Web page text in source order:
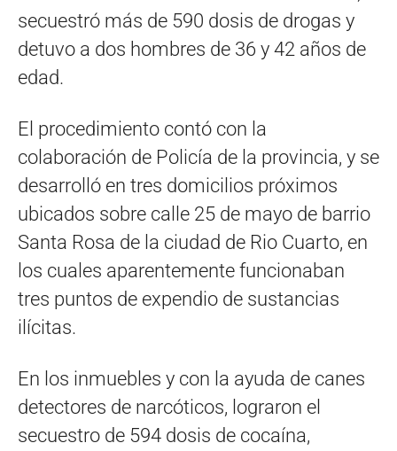
secuestró más de 590 dosis de drogas y
detuvo a dos hombres de 36 y 42 años de
edad.
El procedimiento contó con la
colaboración de Policía de la provincia, y se
desarrolló en tres domicilios próximos
ubicados sobre calle 25 de mayo de barrio
Santa Rosa de la ciudad de Rio Cuarto, en
los cuales aparentemente funcionaban
tres puntos de expendio de sustancias
ilícitas.
En los inmuebles y con la ayuda de canes
detectores de narcóticos, lograron el
secuestro de 594 dosis de cocaína,